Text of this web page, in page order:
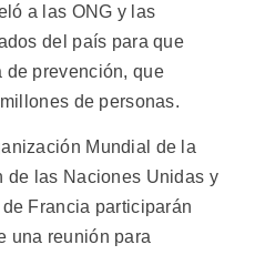
a las ONG y las
del país para que
de prevención, que
de personas.
Mundial de la
de las Naciones Unidas y
Francia participarán
una reunión para